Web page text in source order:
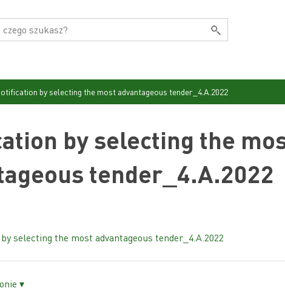
by selecting the most advantageous tender_4.A.2022
by selecting the
tender_4.A.2022
selecting the most advantageous tender_4.A.2022
▾